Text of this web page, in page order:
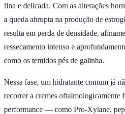
fina e delicada. Com as alterações
a queda abrupta na produção de
resulta em perda de densidade,
ressecamento intenso e
como os temidos pés de galinha.
Nessa fase, um hidratante comum já
recorrer a cremes oftalmologicamente
performance — como Pro-Xylane,